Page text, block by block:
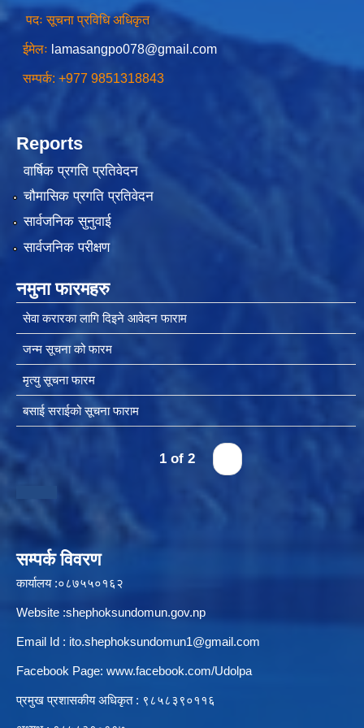
पदः सूचना प्रविधि अधिकृत
ईमेलः lamasangpo078@gmail.com
सम्पर्क: +977 9851318843
Reports
वार्षिक प्रगति प्रतिवेदन
चौमासिक प्रगति प्रतिवेदन
सार्वजनिक सुनुवाई
सार्वजनिक परीक्षण
नमुना फारमहरु
सेवा करारका लागि दिइने आवेदन फाराम
जन्म सूचना को फारम
मृत्यु सूचना फारम
बसाई सराईको सूचना फाराम
1 of 2
सम्पर्क विवरण
कार्यालय :०८७५५०१६२
Website :shephoksundomun.gov.np
Email Id : ito.shephoksundomun1@gmail.com
Facebook Page: www.facebook.com/Udolpa
प्रमुख प्रशासकीय अधिकृत : ९८५८३९०११६‍